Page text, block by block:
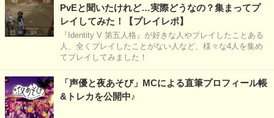
PvEと聞いたけれど…実際どうなの？集まってプ
レイしてみた！【プレイレポ】
『Identity V 第五人格』が好きな人やプレイしたことある
人、全くプレイしたことがない人など、様々な4人を集め
てプレイしてみました！
「声優と夜あそび」MCによる直筆プロフィール帳
&トレカを公開中♪